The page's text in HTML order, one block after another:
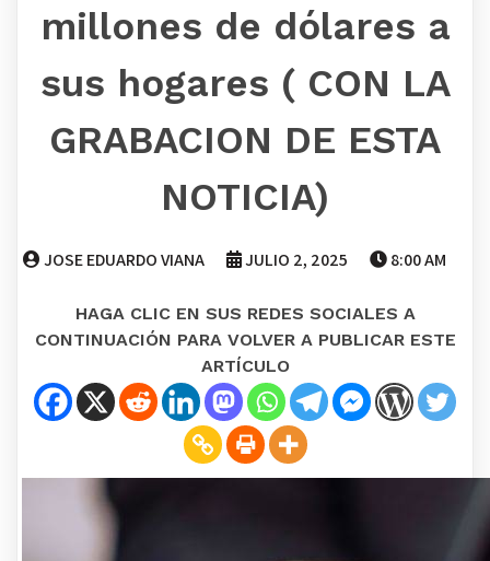
millones de dólares a
sus hogares ( CON LA
GRABACION DE ESTA
NOTICIA)
JOSE EDUARDO VIANA JULIO 2, 2025 8:00 AM
HAGA CLIC EN SUS REDES SOCIALES A
CONTINUACIÓN PARA VOLVER A PUBLICAR ESTE
ARTÍCULO